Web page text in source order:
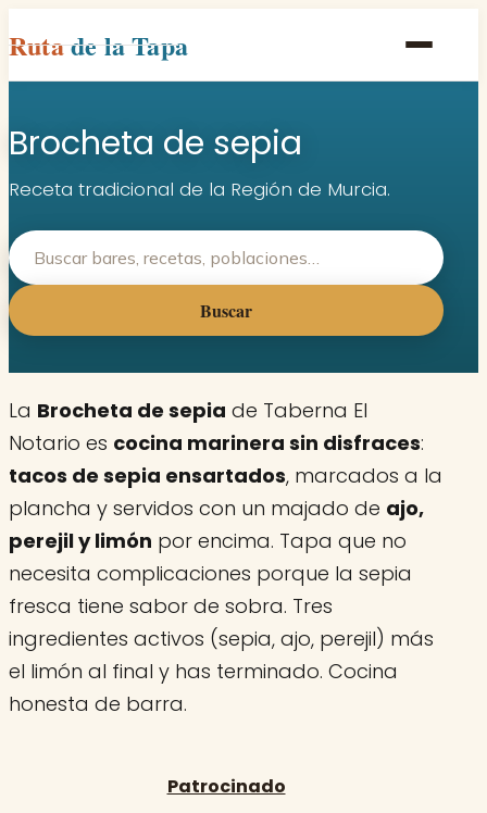
Rutade la Tapa
Inicio
Poblaciones
Rutas
Contacto
Brocheta de sepia
Receta tradicional de la Región de Murcia.
Buscar
La Brocheta de sepia de Taberna El
Notario es cocina marinera sin disfraces:
tacos de sepia ensartados, marcados a la
plancha y servidos con un majado de ajo,
perejil y limón por encima. Tapa que no
necesita complicaciones porque la sepia
fresca tiene sabor de sobra. Tres
ingredientes activos (sepia, ajo, perejil) más
el limón al final y has terminado. Cocina
honesta de barra.